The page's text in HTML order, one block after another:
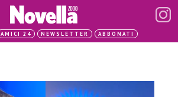
AMICI 24 NEWSLETTER ABBONATI